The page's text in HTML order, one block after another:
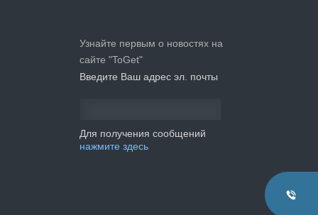
Узнайте первым о новостях на
сайте "ToGet"
Введите Ваш адрес эл. почты
Для получения сообщений
нажмите здесь